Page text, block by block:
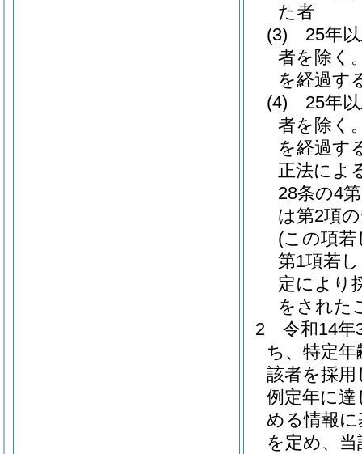
た者
(3)
25年
者を除く
を経過す
(4)
25年
者を除く
を経過す
正法によ
28条の4
は第2項
(この項若
第1項若
定により
をされた
2
令和14年
ち、特定
該者を採
例定年に
める情報
を定め、